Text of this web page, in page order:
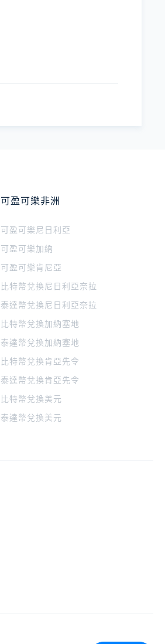
可盈可樂非洲
可盈可樂 尼日利亞
可盈可樂加納
可盈可樂肯尼亞
比特幣兌換尼日利亞奈拉
泰達幣兌換尼日利亞奈拉
比特幣兌換加納塞地
泰達幣兌換加納塞地
比特幣兌換肯亞先令
泰達幣兌換肯亞先令
比特幣兌換美元
泰達幣兌換美元